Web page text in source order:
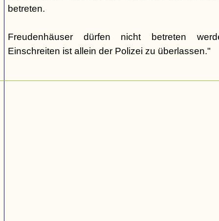
betreten.
Freudenhäuser dürfen nicht betreten
Einschreiten ist allein der Polizei zu überlassen."